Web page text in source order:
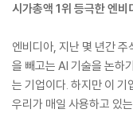
시가총액 1위 등극한 엔
엔비디아, 지난 몇 년간
을 빼고는 AI 기술을 논하
는 기업이다. 하지만 이 기
우리가 매일 사용하고 있